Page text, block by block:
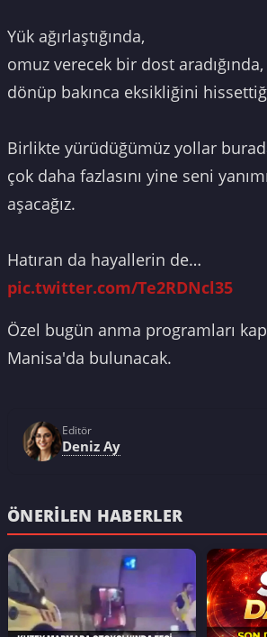
Yük ağırlaştığında,
omuz verecek bir dost aradığında,
dönüp bakınca eksikliğini
Birlikte yürüdüğümüz yollar
çok daha fazlasını yine seni
aşacağız.
Hatıran da hayallerin de…
pic.twitter.com/Te2RDNcl35
Özel bugün anma programları
Manisa'da bulunacak.
Editör
Deniz Ay
ÖNERILEN HABERLER